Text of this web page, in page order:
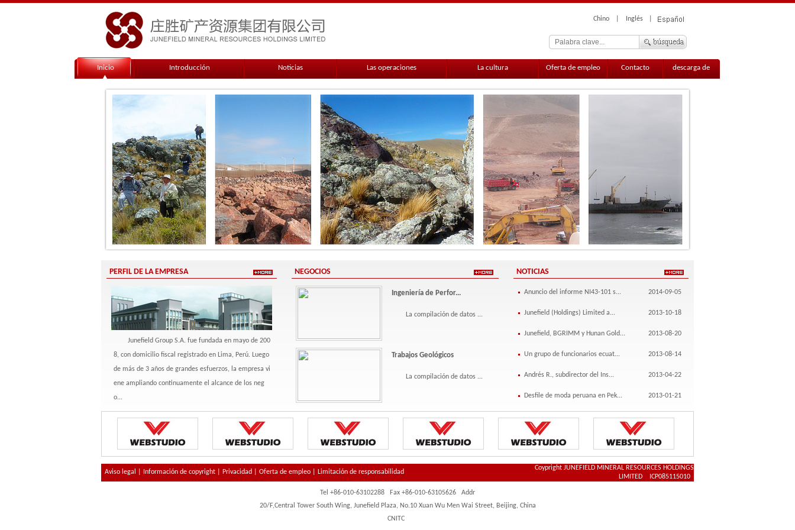
Chino Inglés
Inicio Introducción Noticias Las operaciones La cultura Oferta de empleo Contacto descarga de
información
PERFIL DE LA EMPRESA NEGOCIOS NOTICIAS
Junefield Group S.A. fue fundada en mayo de 200
8, con domicilio fiscal registrado en Lima, Perú. Luego
de más de 3 años de grandes esfuerzos, la empresa vi
ene ampliando continuamente el alcance de los neg
o...
Ingeniería de Perfor...
La compilación de datos ...
Trabajos Geológicos
La compilación de datos ...
Anuncio del informe NI43-101 s... 2014-09-05
Junefield (Holdings) Limited a... 2013-10-18
Junefield, BGRIMM y Hunan Gold... 2013-08-20
Un grupo de funcionarios ecuat... 2013-08-14
Andrés R., subdirector del Ins... 2013-04-22
Desfile de moda peruana en Pek... 2013-01-21
Aviso legal Información de copyright Privacidad Oferta de empleo Limitación de responsabilidad
Coypright JUNEFIELD MINERAL RESOURCES HOLDINGS
LIMITED ICP085115010
Tel +86-010-63102288 Fax +86-010-63105626 Addr
20/F,Central Tower South Wing, Junefield Plaza, No.10 Xuan Wu Men Wai Street, Beijing, China
CNITC